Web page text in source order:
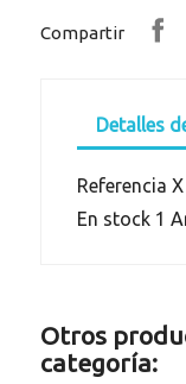
Compartir
Detalles
Referencia
En stock 1
Otros
categoría: